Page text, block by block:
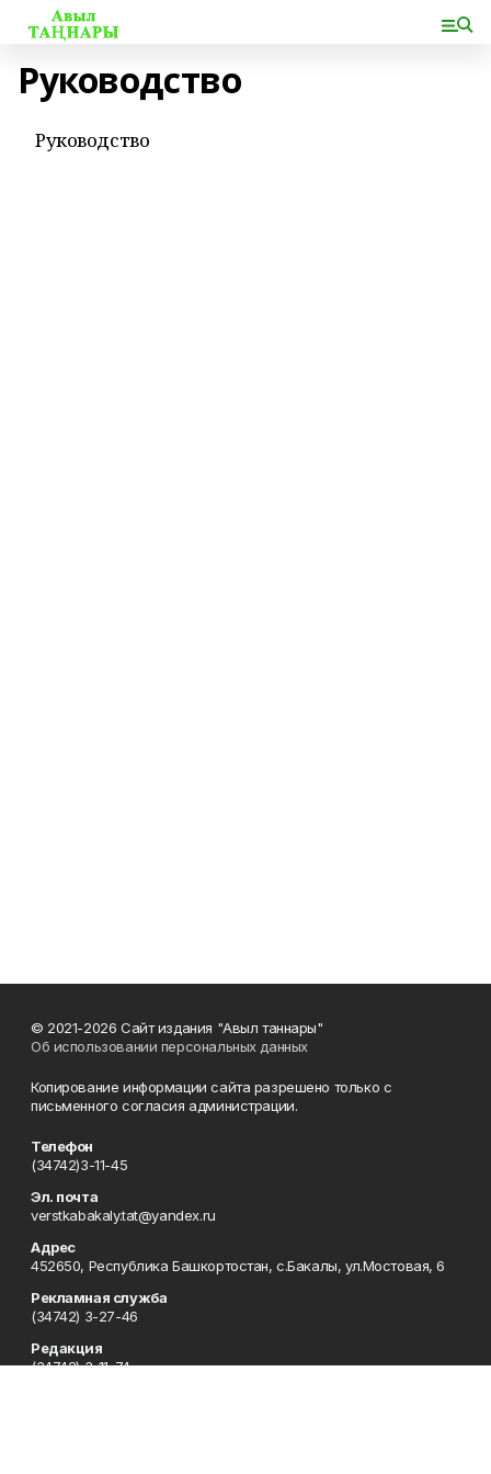
Руководство
Руководство
© 2021-2026 Сайт издания "Авыл таннары"
Об использовании персональных данных
Копирование информации сайта разрешено только с
письменного согласия администрации.
Телефон
(34742)3-11-45
Эл. почта
verstkabakaly.tat@yandex.ru
Адрес
452650, Республика Башкортостан, с.Бакалы, ул.Мостовая, 6
Рекламная служба
(34742) 3-27-46
Редакция
(34742) 3-11-74